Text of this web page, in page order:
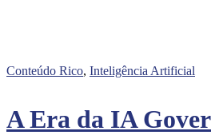
Conteúdo Rico, Inteligência Artificial
A Era da IA